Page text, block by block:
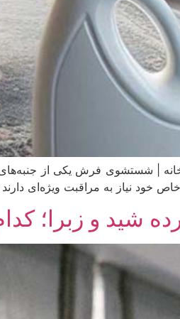
| شستشوی فرش یکی از جنبه‌های
خاص خود نیاز به مراقبت ویژه‌ای
شید و زبرا؛